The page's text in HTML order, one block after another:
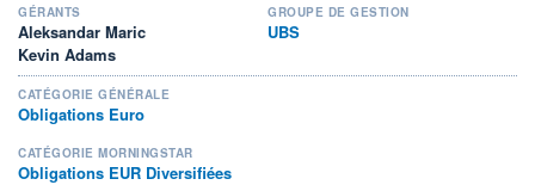
GÉRANTS
Aleksandar Maric
Kevin Adams
GROUPE DE GESTION
UBS
CATÉGORIE GÉNÉRALE
Obligations Euro
CATÉGORIE MORNINGSTAR
Obligations EUR Diversifiées